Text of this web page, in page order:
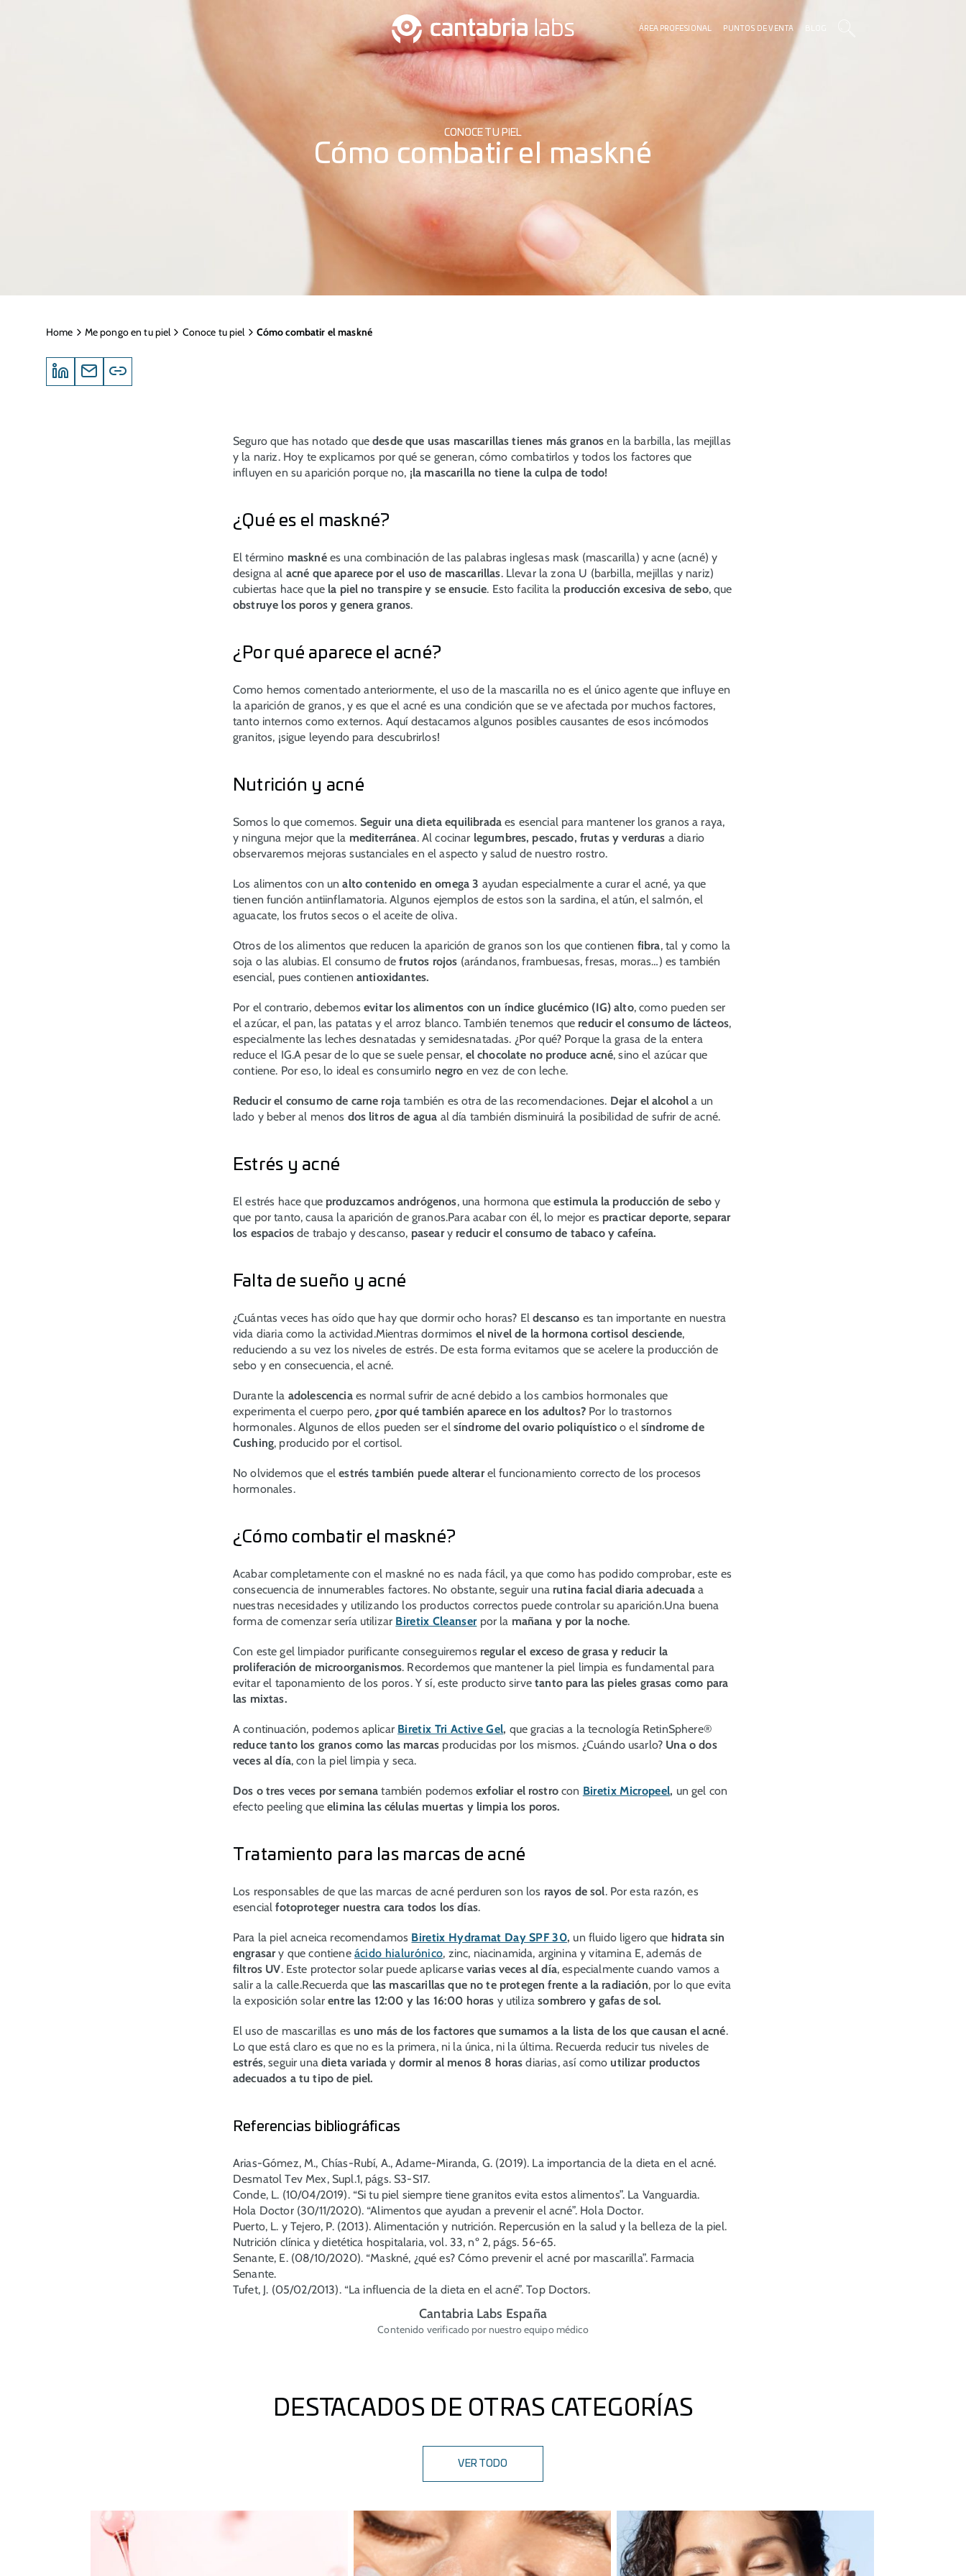
ÁREA PROFESIONAL PUNTOS DE VENTA BLOG
CONOCE TU PIEL
Cómo combatir el maskné
Home Me pongo en tu piel Conoce tu piel Cómo combatir el maskné
Seguro que has notado quedesde que usas mascarillas tienes más granos en la barbilla, las mejillas
y la nariz. Hoy te explicamos por qué se generan, cómo combatirlos y todos los factores que
influyen en su aparición porque no, ¡la mascarilla no tiene la culpa de todo!
¿Qué es el maskné?
El término masknées una combinación de las palabras inglesas mask (mascarilla) yacne (acné) y
designa al acné que aparece por el uso de mascarillas. Llevar la zona U (barbilla, mejillas y nariz)
cubiertas hace que la piel no transpire y se ensucie. Esto facilita la producción excesiva de sebo, que
obstruye los poros y genera granos.
¿Por qué aparece el acné?
Como hemos comentado anteriormente, el uso de la mascarilla no es el único agente que influye en
la aparición de granos, y es que el acné es una condición que se ve afectada por muchos factores,
tanto internos como externos. Aquí destacamos algunos posibles causantes de esos incómodos
granitos, ¡sigue leyendo para descubrirlos!
Nutrición y acné
Somos lo que comemos. Seguir una dieta equilibrada es esencial para mantener los granos a raya,
y ninguna mejor que la mediterránea. Al cocinar legumbres, pescado, frutas y verduras a diario
observaremos mejoras sustanciales en el aspecto y salud de nuestro rostro.
Los alimentos con unalto contenido en omega 3 ayudan especialmente a curar el acné, ya que
tienen función antiinflamatoria. Algunos ejemplos de estos son la sardina, el atún, el salmón, el
aguacate, los frutos secos o el aceite de oliva.
Otros de los alimentos que reducen la aparición de granos son los que contienen fibra, tal y como la
soja o las alubias. El consumo defrutos rojos (arándanos, frambuesas, fresas, moras…) es también
esencial, pues contienenantioxidantes.
Por el contrario, debemosevitar los alimentos con un índice glucémico (IG) alto, como pueden ser
el azúcar, el pan, las patatas y el arroz blanco. También tenemos que reducir el consumo de lácteos,
especialmente las leches desnatadas y semidesnatadas. ¿Por qué? Porque la grasa de la entera
reduce el IG.A pesar de lo que se suele pensar, el chocolate no produce acné, sino el azúcar que
contiene. Por eso, lo ideal es consumirlo negro en vez de con leche.
Reducir el consumo de carne roja también es otra de las recomendaciones. Dejar el alcohol a un
lado y beber al menos dos litros de agua al día también disminuirá la posibilidad de sufrir de acné.
Estrés y acné
El estrés hace que produzcamos andrógenos, una hormona queestimula la producción de sebo y
que por tanto, causa la aparición de granos.Para acabar con él, lo mejor es practicar deporte,separar
los espaciosde trabajo y descanso, paseary reducir el consumo de tabaco y cafeína.
Falta de sueño y acné
¿Cuántas veces has oído que hay que dormir ocho horas? Eldescanso es tan importante en nuestra
vida diaria como la actividad.Mientras dormimos el nivel de la hormona cortisol desciende,
reduciendo a su vez los niveles de estrés. De esta forma evitamos que se acelere la producción de
sebo y en consecuencia, el acné.
Durante la adolescenciaes normal sufrir de acné debido a los cambios hormonales que
experimenta el cuerpo pero, ¿por qué también aparece en los adultos?Por lo trastornos
hormonales. Algunos de ellos pueden ser el síndrome del ovario poliquístico o el síndrome de
Cushing, producido por el cortisol.
No olvidemos que elestrés también puede alterarel funcionamiento correcto de los procesos
hormonales.
¿Cómo combatir el maskné?
Acabar completamente con el maskné no es nada fácil, ya que como has podido comprobar, este es
consecuencia de innumerables factores. No obstante, seguir una rutina facial diaria adecuadaa
nuestras necesidades y utilizando los productos correctos puede controlar su aparición.Una buena
forma de comenzar sería utilizar Biretix Cleanserpor la mañana y por la noche.
Con este gel limpiador purificante conseguiremos regular el exceso de grasa y reducir la
proliferación de microorganismos. Recordemos que mantener la piel limpia es fundamental para
evitar el taponamiento de los poros. Y sí, este producto sirvetanto para las pieles grasas como para
las mixtas.
A continuación, podemos aplicar Biretix Tri Active Gel, que gracias a la tecnología RetinSphere®
reduce tanto los granos como las marcas producidas por los mismos. ¿Cuándo usarlo? Una o dos
veces al día, con la piel limpia y seca.
Dos o tres veces por semana también podemosexfoliar el rostrocon Biretix Micropeel, un gel con
efecto peeling queelimina las células muertas y limpia los poros.
Tratamiento para las marcas de acné
Los responsables de que las marcas de acné perduren son los rayos de sol. Por esta razón, es
esencialfotoproteger nuestra cara todos los días.
Para la piel acneica recomendamos Biretix Hydramat Day SPF 30, un fluido ligero que hidrata sin
engrasary que contiene ácido hialurónico, zinc, niacinamida, arginina y vitamina E, además de
filtros UV. Este protector solar puede aplicarse varias veces al día, especialmente cuando vamos a
salir a la calle.Recuerda que las mascarillas que no te protegen frente a la radiación, por lo que evita
la exposición solarentre las 12:00 y las 16:00 horas y utilizasombrero y gafas de sol.
El uso de mascarillas es uno más de los factores que sumamos a la lista de los que causan el acné.
Lo que está claro es que no es la primera, ni la única, ni la última. Recuerda reducir tus niveles de
estrés, seguir unadieta variada y dormir al menos 8 horas diarias, así comoutilizar productos
adecuados a tu tipo de piel.
Referencias bibliográficas
Arias-Gómez, M., Chías-Rubí, A., Adame-Miranda, G. (2019). La importancia de la dieta en el acné.
Desmatol Tev Mex, Supl.1, págs. S3-S17.
Conde, L. (10/04/2019). “Si tu piel siempre tiene granitos evita estos alimentos”. La Vanguardia.
Hola Doctor (30/11/2020). “Alimentos que ayudan a prevenir el acné”. Hola Doctor.
Puerto, L. y Tejero, P. (2013). Alimentación y nutrición. Repercusión en la salud y la belleza de la piel.
Nutrición clínica y dietética hospitalaria,vol. 33, nº 2, págs. 56-65.
Senante, E. (08/10/2020). “Maskné, ¿qué es? Cómo prevenir el acné por mascarilla”. Farmacia
Senante.
Tufet, J. (05/02/2013). “La influencia de la dieta en el acné”.Top Doctors.
Cantabria Labs España
Contenido verificado por nuestro equipo médico
DESTACADOS DE OTRAS CATEGORÍAS
VER TODO